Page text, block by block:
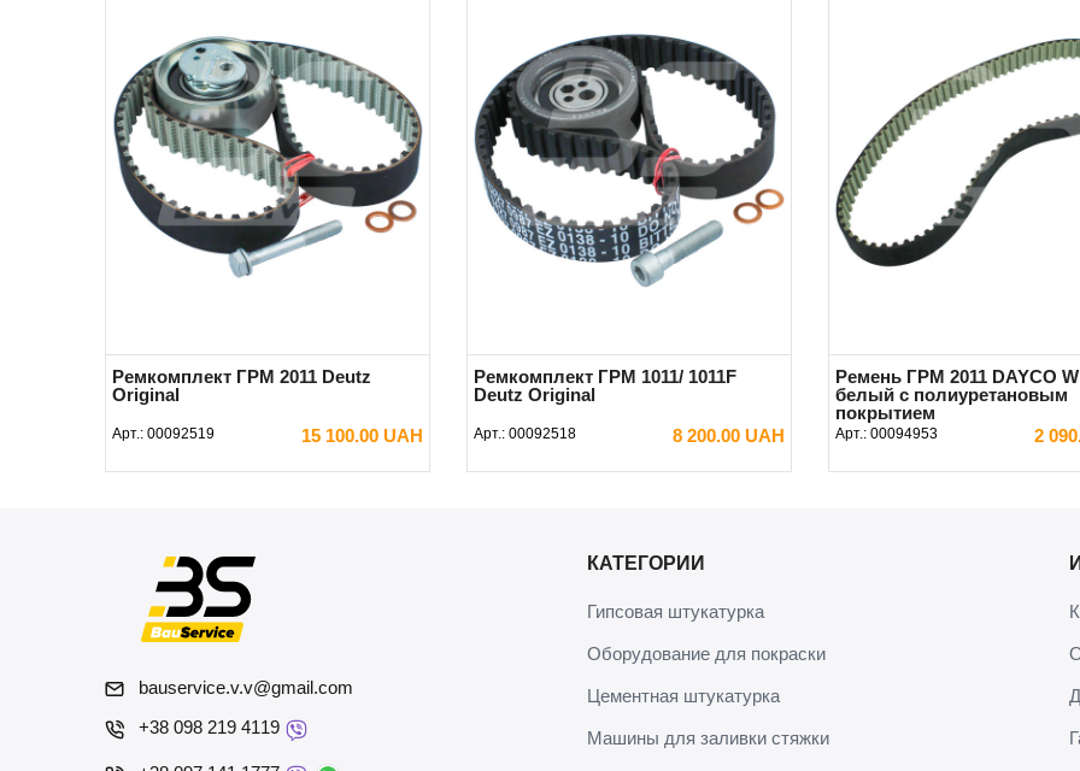
Ремкомплект ГРМ 2011 Deutz
Original
Арт.: 00092519 15 100.00 UAH
В КОРЗИНУ
Ремкомплект ГРМ 1011/ 1011F
Deutz Original
Арт.: 00092518 8 200.00 UAH
В КОРЗИНУ
Ремень ГРМ 2011 DAYCO
белый с полиуретановым
покрытием
Арт.: 00094953 2
В КОРЗИНУ
bauservice.v.v@gmail.com
+38 098 219 4119
КАТЕГОРИИ
Гипсовая штукатурка
Оборудование для покраски
Цементная штукатурка
Машины для заливки стяжки